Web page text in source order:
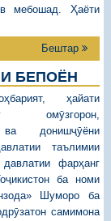
мебошад. Ҳаёти
Бештар
БЕПОЁН
ҳайати
омӯзгорон,
донишҷӯёни
таълимии
фарҳанг
ба номи
Шуморо ба
самимона